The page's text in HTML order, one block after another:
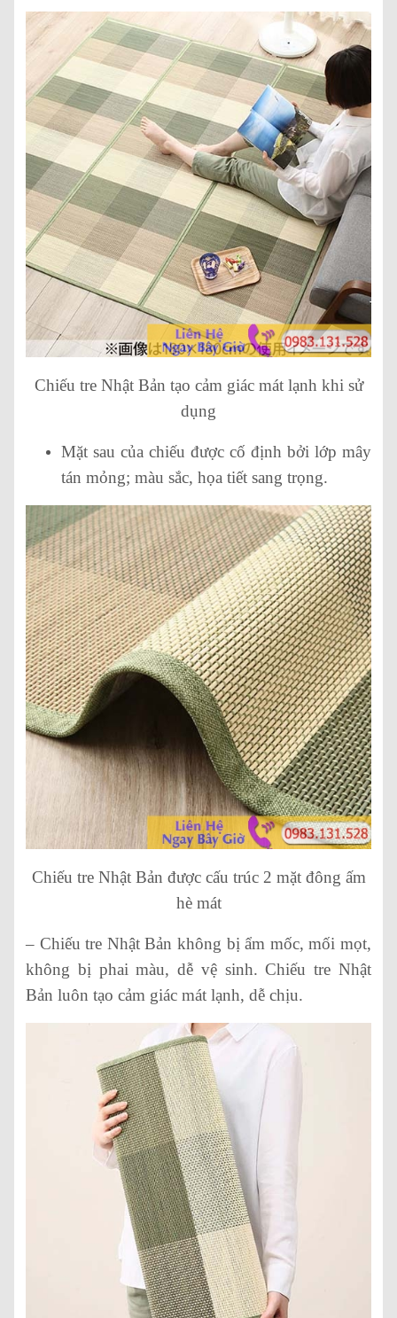
Chiếu tre Nhật Bản tạo cảm giác mát lạnh khi sử
dụng
Mặt sau của chiếu được cố định bởi lớp mây
tán mỏng; màu sắc, họa tiết sang trọng.
Chiếu tre Nhật Bản được cấu trúc 2 mặt đông ấm
hè mát
– Chiếu tre Nhật Bản không bị ẩm mốc, mối mọt,
không bị phai màu, dễ vệ sinh. Chiếu tre Nhật
Bản luôn tạo cảm giác mát lạnh, dễ chịu.